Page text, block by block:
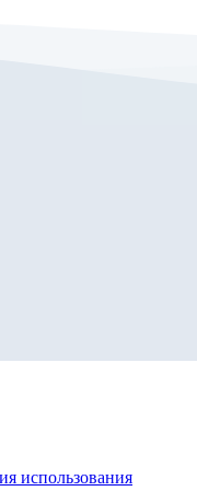
использования